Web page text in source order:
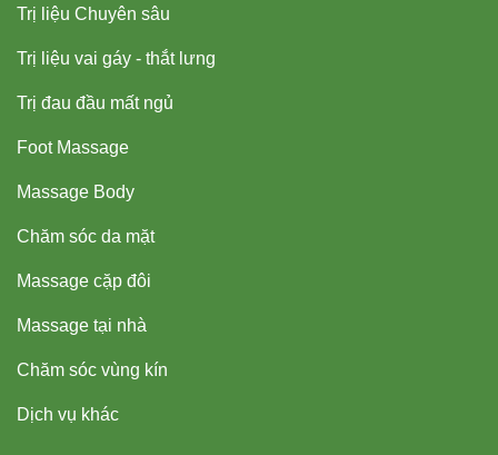
Trị liệu Chuyên sâu
Trị liệu vai gáy - thắt lưng
Trị đau đầu mất ngủ
Foot Massage
Massage Body
Chăm sóc da mặt
Massage cặp đôi
Massage tại nhà
Chăm sóc vùng kín
Dịch vụ khác